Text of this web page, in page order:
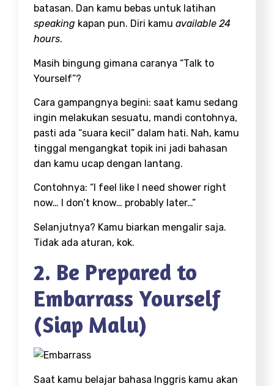
batasan. Dan kamu bebas untuk latihan
speaking kapan pun. Diri kamu available 24
hours.
Masih bingung gimana caranya “Talk to
Yourself”?
Cara gampangnya begini: saat kamu sedang
ingin melakukan sesuatu, mandi contohnya,
pasti ada “suara kecil” dalam hati. Nah, kamu
tinggal mengangkat topik ini jadi bahasan
dan kamu ucap dengan lantang.
Contohnya: “I feel like I need shower right
now… I don’t know… probably later…”
Selanjutnya? Kamu biarkan mengalir saja.
Tidak ada aturan, kok.
2. Be Prepared to
Embarrass Yourself
(Siap Malu)
Saat kamu belajar bahasa Inggris kamu akan